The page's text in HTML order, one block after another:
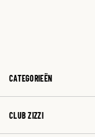
CATEGORIEËN
CLUB ZIZZI